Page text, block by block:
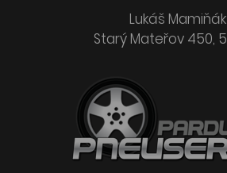
Lukáš Mamiňák
Starý Mateřov 450,